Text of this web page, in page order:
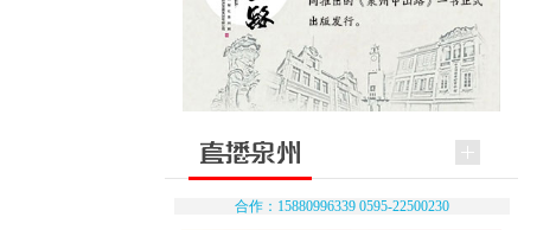
合作：15880996339 0595-22500230